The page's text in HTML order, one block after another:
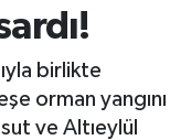
birlikte
orman yangını
ve Altıeylül